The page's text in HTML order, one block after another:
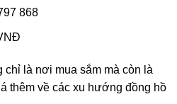
868
chỉ là nơi mua sắm mà còn là
thêm về các xu hướng đồng hồ